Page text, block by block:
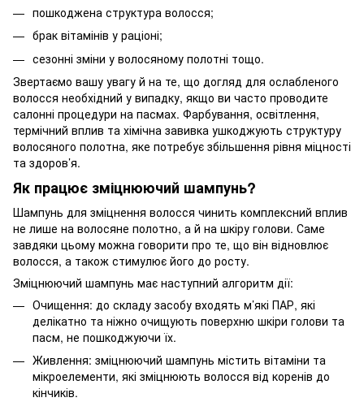
пошкоджена структура волосся;
брак вітамінів у раціоні;
сезонні зміни у волосяному полотні тощо.
Звертаємо вашу увагу й на те, що догляд для ослабленого
волосся необхідний у випадку, якщо ви часто проводите
салонні процедури на пасмах. Фарбування, освітлення,
термічний вплив та хімічна завивка ушкоджують структуру
волосяного полотна, яке потребує збільшення рівня міцності
та здоров’я.
Як працює зміцнюючий шампунь?
Шампунь для зміцнення волосся чинить комплексний вплив
не лише на волосяне полотно, а й на шкіру голови. Саме
завдяки цьому можна говорити про те, що він відновлює
волосся, а також стимулює його до росту.
Зміцнюючий шампунь має наступний алгоритм дії:
Очищення: до складу засобу входять м’які ПАР, які
делікатно та ніжно очищують поверхню шкіри голови та
пасм, не пошкоджуючи їх.
Живлення: зміцнюючий шампунь містить вітаміни та
мікроелементи, які зміцнюють волосся від коренів до
кінчиків.